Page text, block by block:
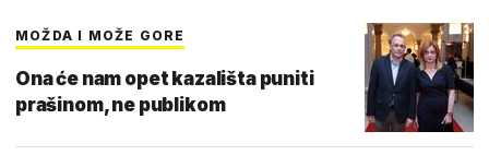
MOŽDA I MOŽE GORE
Ona će nam opet kazališta puniti
prašinom, ne publikom